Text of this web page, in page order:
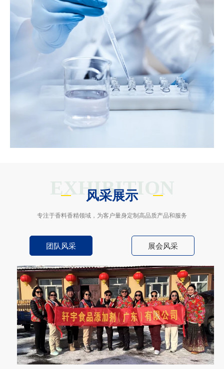
EXHIBITION
风采展示
专注于香料香精领域，为客户量身定制高品质产品和服务
团队风采 展会风采